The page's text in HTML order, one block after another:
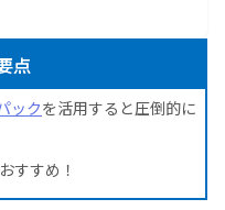
点
ックを活用すると圧倒的に
すすめ！